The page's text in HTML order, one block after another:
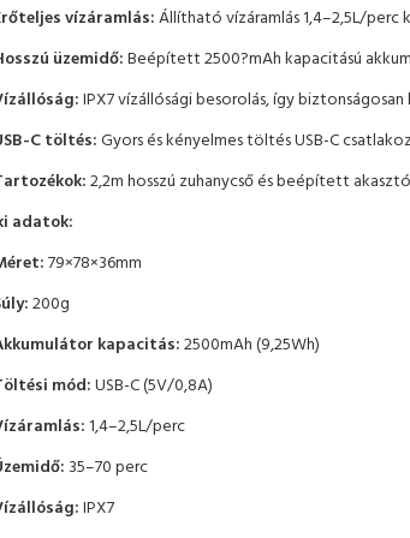
vízáramlás:Állítható vízáramlás 1,4–2,5L/
üzemidő:Beépített 2500?mAh kapacitású
IPX7 vízállósági besorolás, így
C töltés:Gyors és kényelmes töltés USB-C
2,2m hosszú zuhanycső és beépített
adatok:
79×78×36mm
200g
kapacitás:2500mAh (9,25Wh)
mód:USB-C (5V/0,8A)
1,4–2,5L/perc
35–70 perc
IPX7